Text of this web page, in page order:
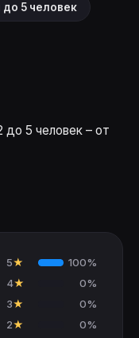
до 5 человек
5 человек – от
5★
100%
4★
0%
3★
0%
2★ 0%